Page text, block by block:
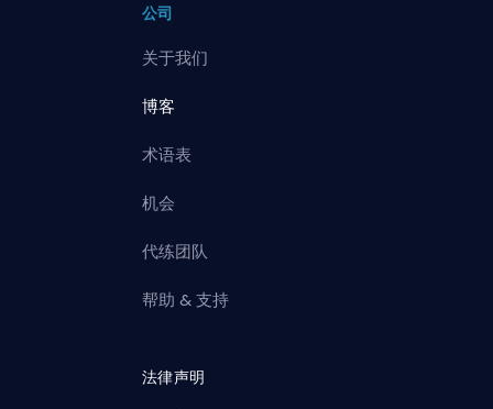
公司
关于我们
博客
术语表
机会
代练团队
帮助 & 支持
法律声明